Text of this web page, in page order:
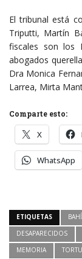
El tribunal está
Triputti, Martín
fiscales son los
abogados
Dra Monica
Larrea, Mirta
Comparte esto:
X
WhatsApp
ETIQUETAS
DESAPARECIDOS
MEMORIA